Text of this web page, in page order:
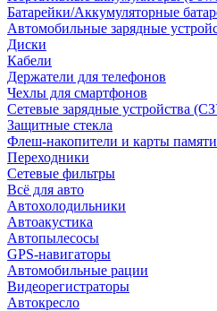
Батарейки/Аккумуляторные
Автомобильные зарядные
Диски
Кабели
Держатели для телефонов
Чехлы для смартфонов
Сетевые зарядные устройства
Защитные стекла
Флеш-накопители и карты памяти
Переходники
Сетевые фильтры
Всё для авто
Автохолодильники
Автоакустика
Автопылесосы
GPS-навигаторы
Автомобильные рации
Видеорегистраторы
Автокресло